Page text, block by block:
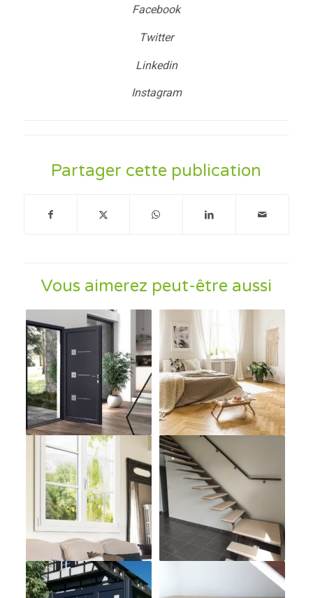
Facebook
Twitter
Linkedin
Instagram
Partager cette publication
Vous aimerez peut-être aussi